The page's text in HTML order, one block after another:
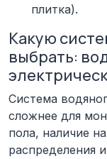
плитка).
Какую
выбрать:
Система
сложнее для
пола, наличие
распределения